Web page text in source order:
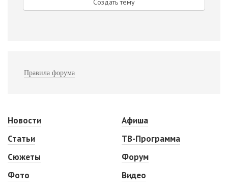
Правила форума
Новости
Статьи
Сюжеты
Фото
Афиша
ТВ-Программа
Форум
Видео